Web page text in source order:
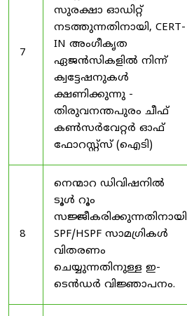
7
സുരക്ഷാ ഓഡിറ്റ്
നടത്തുന്നതിനായി, CERT-
IN അംഗീകൃത
ഏജൻസികളിൽ നിന്ന്
ക്വട്ടേഷനുകൾ
ക്ഷണിക്കുന്നു -
തിരുവനന്തപുരം ചീഫ്
കൺസർവേറ്റർ ഓഫ്
ഫോറസ്റ്റ്സ് (ഐടി)
8
നെന്മാറ ഡിവിഷനിൽ
ടൂൾ റൂം
സജ്ജീകരിക്കുന്നതിനായി
SPF/HSPF സാമഗ്രികൾ
വിതരണം
ചെയ്യുന്നതിനുള്ള ഇ-
ടെൻഡർ വിജ്ഞാപനം.